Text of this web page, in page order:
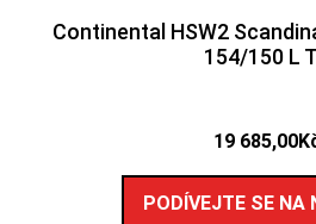
Continental HSW2
154/150 L
19 685,00
PODÍVEJTE SE NA